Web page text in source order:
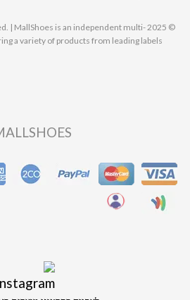
| MallShoes is an independent multi-
a variety of products from leading labels.